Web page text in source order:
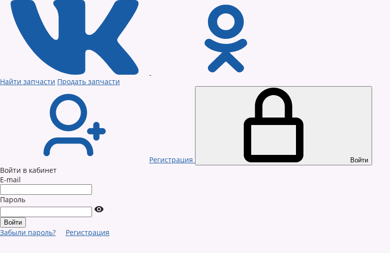
Найти запчасти Продать запчасти
Регистрация Войти
Войти в кабинет
E-mail
Пароль
Забыли пароль? Регистрация